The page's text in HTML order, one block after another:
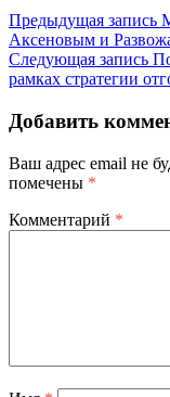
Предыдущая запись
Аксеновым и
Следующая запись
рамках стратегии
Добавить
Ваш адрес email не
помечены *
Комментарий *